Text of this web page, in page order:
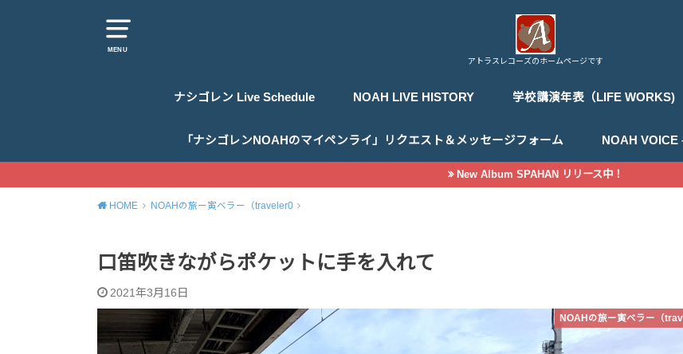
MENU
アトラスレコーズのホームページです
ナシゴレン Live Schedule NOAH LIVE HISTORY 学校講演年表（LIFE WORKS)
「ナシゴレンNOAHのマイペンライ」リクエスト＆メッセージフォーム NOAH VOICE
New Album SPAHAN リリース中！
HOME NOAHの旅ー寅ベラー（traveler0
口笛吹きながらポケットに手を入れて
2021年3月16日
NOAHの旅ー寅ベラー（